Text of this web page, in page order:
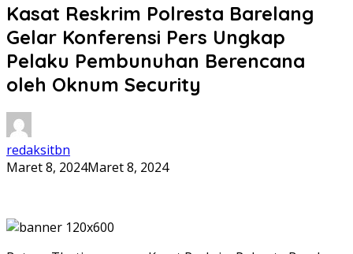
Kasat Reskrim Polresta Barelang
Gelar Konferensi Pers Ungkap
Pelaku Pembunuhan Berencana
oleh Oknum Security
redaksitbn
Maret 8, 2024Maret 8, 2024